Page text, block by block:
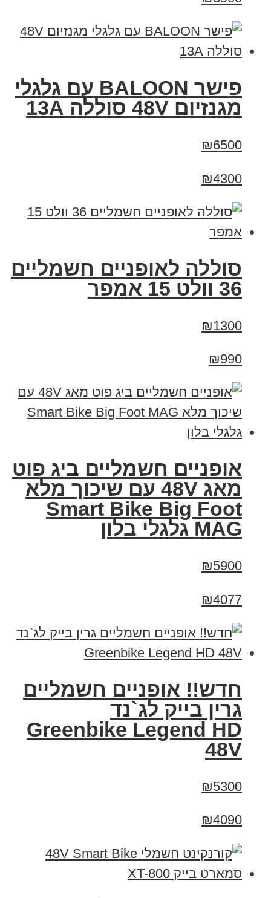
פישר BALOON עם גלגלי
מגנזיום 48V סוללה 13A
₪6500
₪4300
סוללה לאופניים חשמליים
36 וולט 15 אמפר
₪1300
₪990
אופניים חשמליים ביג פוט
מאג 48V עם שיכוך מלא
Smart Bike Big Foot
MAG גלגלי בלון
₪5900
₪4077
חדש!! אופניים חשמליים
גרין בייק לג`נד
Greenbike Legend HD
48V
₪5300
₪4090